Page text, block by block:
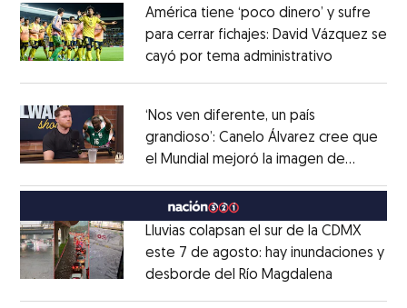
América tiene ‘poco dinero’ y sufre
para cerrar fichajes: David Vázquez se
cayó por tema administrativo
‘Nos ven diferente, un país
grandioso’: Canelo Álvarez cree que
el Mundial mejoró la imagen de
MéxicoOpens in new window
Lluvias colapsan el sur de la CDMX
este 7 de agosto: hay inundaciones y
desborde del Río Magdalena